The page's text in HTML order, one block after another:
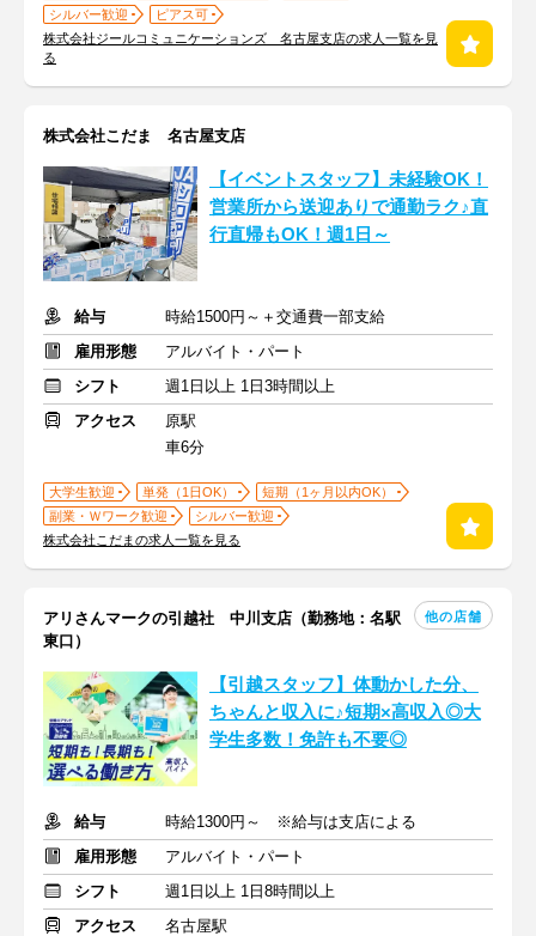
シルバー歓迎
ピアス可
株式会社ジールコミュニケーションズ 名古屋支店の求人一覧を見
る
株式会社こだま 名古屋支店
【イベントスタッフ】未経験OK！
営業所から送迎ありで通勤ラク♪直
行直帰もOK！週1日～
給与
時給1500円～＋交通費一部支給
雇用形態
アルバイト・パート
シフト
週1日以上 1日3時間以上
アクセス
原駅
車6分
大学生歓迎 単発（1日OK）
短期（1ヶ月以内OK）
副業・Ｗワーク歓迎
シルバー歓迎
株式会社こだまの求人一覧を見る
アリさんマークの引越社 中川支店（勤務地：名駅
東口）
他の店舗
【引越スタッフ】体動かした分、
ちゃんと収入に♪短期×高収入◎大
学生多数！免許も不要◎
給与
時給1300円～ ※給与は支店による
雇用形態
アルバイト・パート
シフト
週1日以上 1日8時間以上
アクセス
名古屋駅